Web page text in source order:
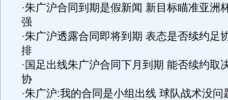
·朱广沪合同到期是假新闻 新目标瞄准亚洲
强
·朱广沪透露合同即将到期 表态是否续约足
排
· 国足出线朱广沪合同下月到期 能否续约取
协
·朱广沪:我的合同是小组出线 球队战术没问